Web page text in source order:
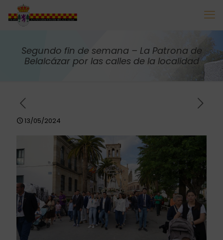
Segundo fin de semana – La Patrona de
Belalcázar por las calles de la localidad
13/05/2024